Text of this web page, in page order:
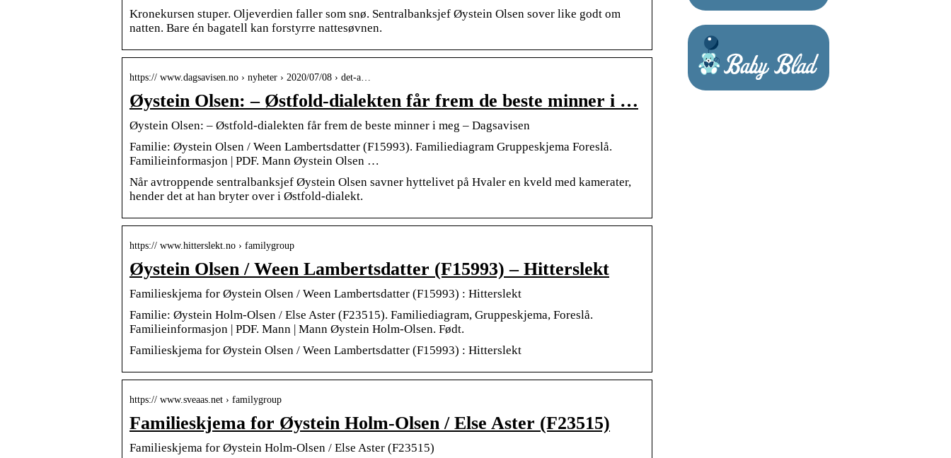
Kronekursen stuper. Oljeverdien faller som snø. Sentralbanksjef Øystein Olsen sover like godt om
natten. Bare én bagatell kan forstyrre nattesøvnen.
https:// www.dagsavisen.no › nyheter › 2020/07/08 › det-a…
Øystein Olsen: – Østfold-dialekten får frem de beste minner i …
Øystein Olsen: – Østfold-dialekten får frem de beste minner i meg – Dagsavisen
Familie: Øystein Olsen / Ween Lambertsdatter (F15993). Familiediagram Gruppeskjema Foreslå.
Familieinformasjon | PDF. Mann Øystein Olsen …
Når avtroppende sentralbanksjef Øystein Olsen savner hyttelivet på Hvaler en kveld med kamerater,
hender det at han bryter over i Østfold-dialekt.
https:// www.hitterslekt.no › familygroup
Øystein Olsen / Ween Lambertsdatter (F15993) – Hitterslekt
Familieskjema for Øystein Olsen / Ween Lambertsdatter (F15993) : Hitterslekt
Familie: Øystein Holm-Olsen / Else Aster (F23515). Familiediagram, Gruppeskjema, Foreslå.
Familieinformasjon | PDF. Mann | Mann Øystein Holm-Olsen. Født.
Familieskjema for Øystein Olsen / Ween Lambertsdatter (F15993) : Hitterslekt
https:// www.sveaas.net › familygroup
Familieskjema for Øystein Holm-Olsen / Else Aster (F23515)
Familieskjema for Øystein Holm-Olsen / Else Aster (F23515)